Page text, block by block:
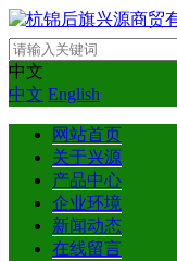
中文
中文 English
网站首页
关于兴源
产品中心
企业环境
新闻动态
在线留言